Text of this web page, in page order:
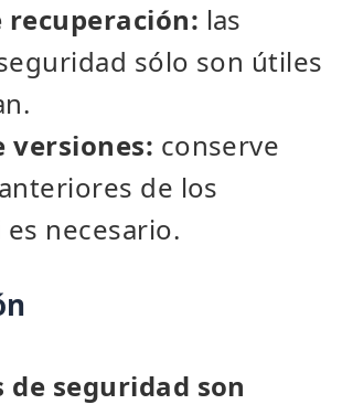
recuperación: las
sólo son útiles
versiones: conserve
de los
necesario.
de seguridad son